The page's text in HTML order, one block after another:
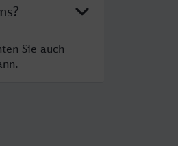
Sie auch